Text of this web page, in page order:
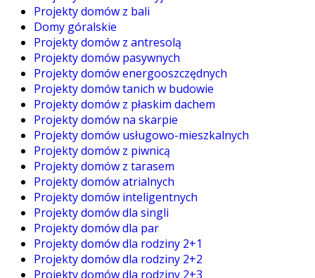
Projekty domów z bali
Domy góralskie
Projekty domów z antresolą
Projekty domów pasywnych
Projekty domów energooszczędnych
Projekty domów tanich w budowie
Projekty domów z płaskim dachem
Projekty domów na skarpie
Projekty domów usługowo-mieszkalnych
Projekty domów z piwnicą
Projekty domów z tarasem
Projekty domów atrialnych
Projekty domów inteligentnych
Projekty domów dla singli
Projekty domów dla par
Projekty domów dla rodziny 2+1
Projekty domów dla rodziny 2+2
Projekty domów dla rodziny 2+3